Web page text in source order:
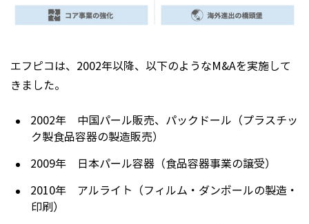
エフピコは、2002年以降、以下のようなM&Aを実施して
きました。
2002年 中国パール販売、パックドール（プラスチッ
ク製食品容器の製造販売）
2009年 日本パール容器（食品容器事業の譲受）
2010年 アルライト（フィルム・ダンボールの製造・
印刷）